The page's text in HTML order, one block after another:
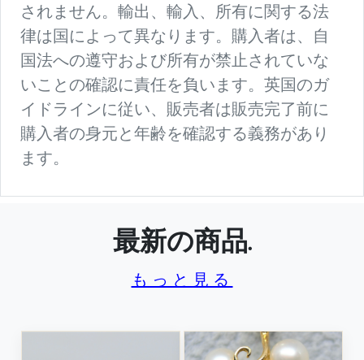
されません。輸出、輸入、所有に関する法
律は国によって異なります。購入者は、自
国法への遵守および所有が禁止されていな
いことの確認に責任を負います。英国のガ
イドラインに従い、販売者は販売完了前に
購入者の身元と年齢を確認する義務があり
ます。
最新の商品.
もっと見る